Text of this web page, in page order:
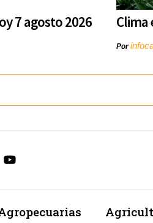
7 agosto 2026 Clima
Por